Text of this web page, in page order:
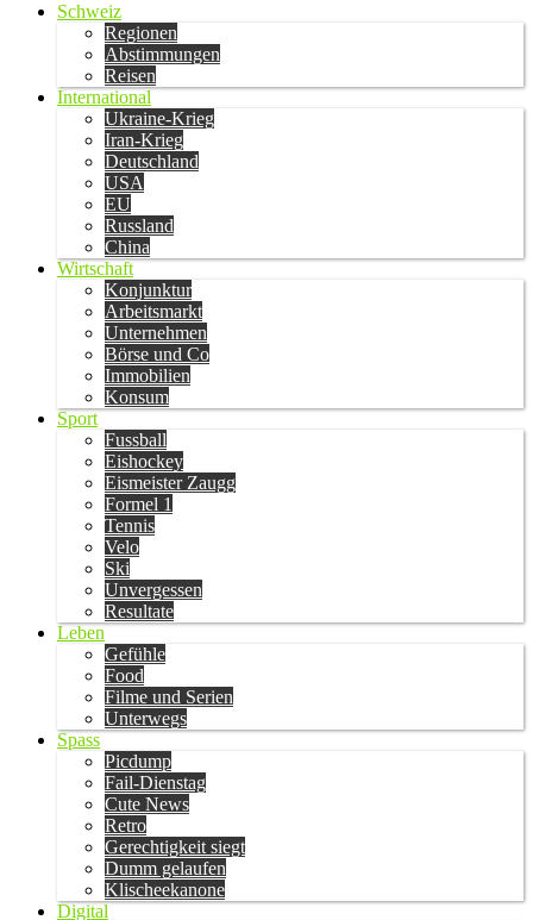
Schweiz
Regionen
Abstimmungen
Reisen
International
Ukraine-Krieg
Iran-Krieg
Deutschland
USA
EU
Russland
China
Wirtschaft
Konjunktur
Arbeitsmarkt
Unternehmen
Börse und Co
Immobilien
Konsum
Sport
Fussball
Eishockey
Eismeister Zaugg
Formel 1
Tennis
Velo
Ski
Unvergessen
Resultate
Leben
Gefühle
Food
Filme und Serien
Unterwegs
Spass
Picdump
Fail-Dienstag
Cute News
Retro
Gerechtigkeit siegt
Dumm gelaufen
Klischeekanone
Digital